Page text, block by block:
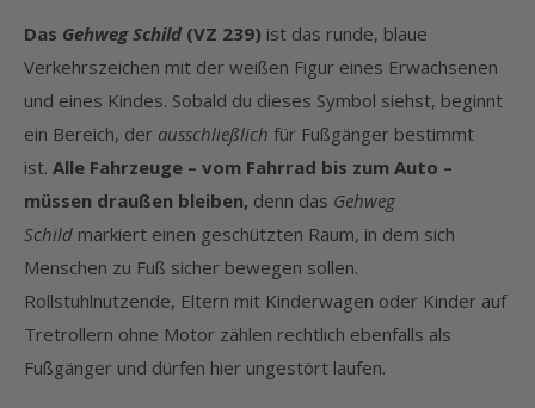
Das Gehweg Schild (VZ 239) ist das runde, blaue
Verkehrszeichen mit der weißen Figur eines Erwachsenen
und eines Kindes. Sobald du dieses Symbol siehst, beginnt
ein Bereich, der ausschließlich für Fußgänger bestimmt
ist. Alle Fahrzeuge – vom Fahrrad bis zum Auto –
müssen draußen bleiben, denn das Gehweg
Schild markiert einen geschützten Raum, in dem sich
Menschen zu Fuß sicher bewegen sollen.
Rollstuhlnutzende, Eltern mit Kinderwagen oder Kinder auf
Tretrollern ohne Motor zählen rechtlich ebenfalls als
Fußgänger und dürfen hier ungestört laufen.